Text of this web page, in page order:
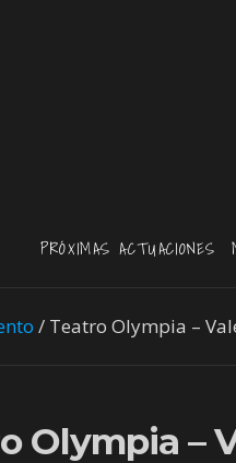
PRÓXIMAS ACTUACIONES
/ Teatro Olympia –
Olympia –